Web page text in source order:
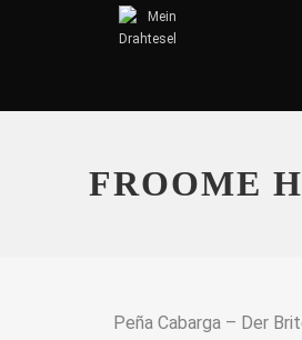
FROOME
Peña Cabarga – Der